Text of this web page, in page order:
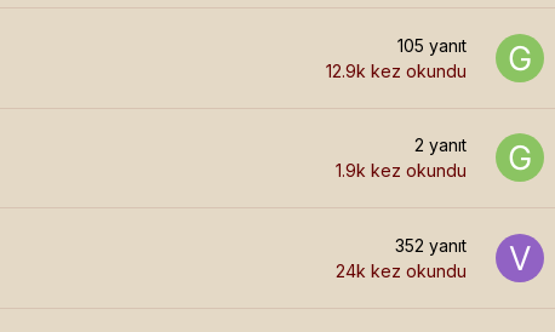
105 yanıt
12.9k kez okundu
2 yanıt
1.9k kez okundu
352 yanıt
24k kez okundu